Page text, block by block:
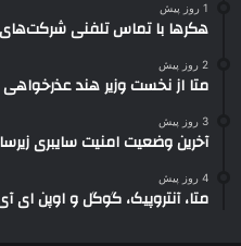
1 روز پیش
هکرها با تماس تلفنی
2 روز پیش
متا از نخست وزیر هند
3 روز پیش
آخرین وضعیت امنیت سایبری
4 روز پیش
متا، آنتروپیک، گوگل و اوپن ای